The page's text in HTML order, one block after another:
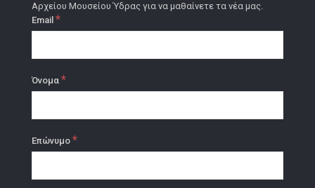
Αρχείου Μουσείου Ύδρας για να μαθαίνετε τα νέα μας.
Email *
Όνομα *
Επώνυμο *